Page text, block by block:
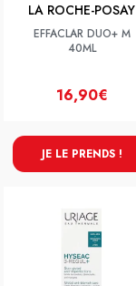
LA ROCHE-POSAY
EFFACLAR DUO+ M
40ML
16,90€
JE LE PRENDS !